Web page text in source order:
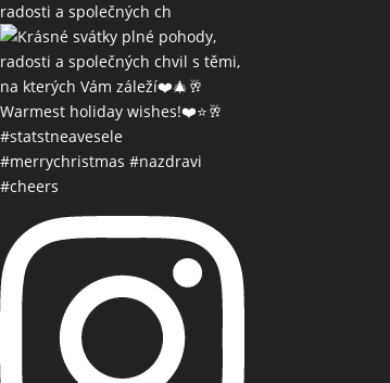
radosti a společných ch